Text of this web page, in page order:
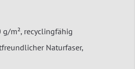
m², recyclingfähig
Naturfaser,